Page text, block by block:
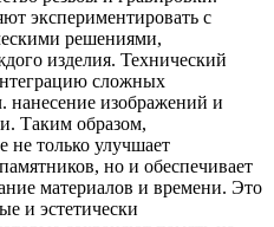
экспериментировать с
решениями,
изделия. Технический
сложных
нанесение изображений и
Таким образом,
не только улучшает
но и обеспечивает
материалов и времени. Это
и эстетически